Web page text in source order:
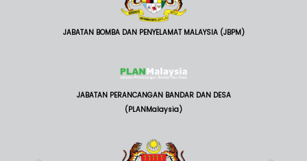
JABATAN BOMBA DAN PENYELAMAT MALAYSIA (JBPM)
JABATAN PERANCANGAN BANDAR DAN DESA
(PLANMalaysia)